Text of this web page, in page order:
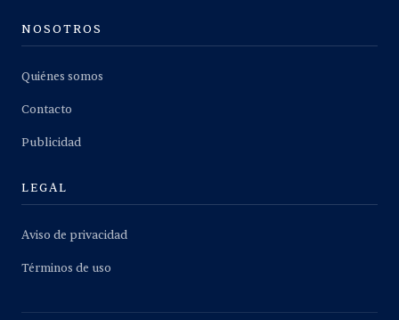
NOSOTROS
Quiénes somos
Contacto
Publicidad
LEGAL
Aviso de privacidad
Términos de uso